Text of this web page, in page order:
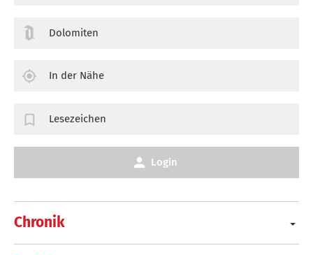
Chronik
Dolomiten
In der Nähe
Lesezeichen
Login